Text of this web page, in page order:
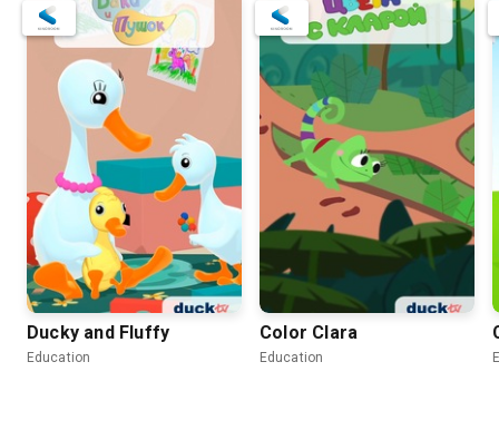
Ducky and Fluffy
Education
Color Clara
Education